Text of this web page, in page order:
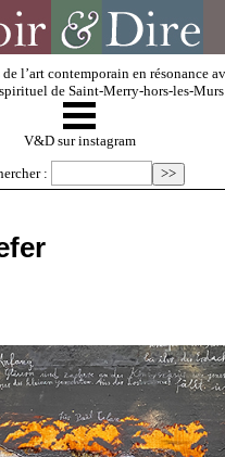
l’art contemporain en résonance
de Saint-Merry-hors-les-Murs
V & D
Regarder
Dossiers
☰
V&D sur instagram
: